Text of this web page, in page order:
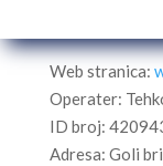
Web stranica:
Operater:
ID broj:
Adresa: Goli